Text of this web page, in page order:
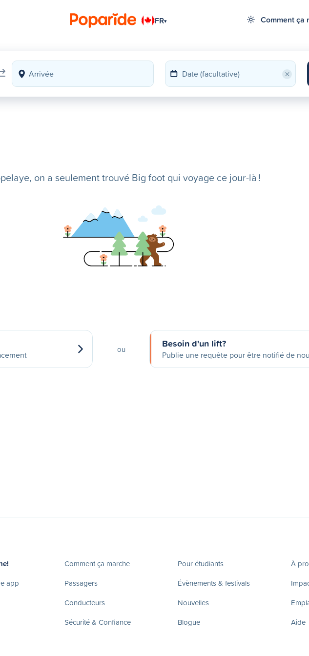
FR▾ Comment ça
×
on a seulement trouvé Big foot qui voyage ce jour-là !
ou Besoin d'un lift?
Publie une requête pour être notifié de
app
Comment ça marche
Passagers
Conducteurs
Sécurité & Confiance
Pour étudiants
Évènements & festivals
Nouvelles
Blogue
À
Aide